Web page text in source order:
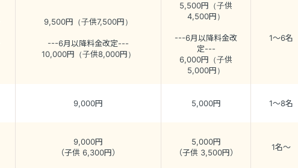
9,500円（子供7,500円）
---6月以降料金改定---
10,000円（子供8,000円）
5,500円（子供
4,500円）
---6月以降料金改
定---
6,000円（子供
5,000円）
1～6名
9,000円 5,000円 1～8名
9,000円
（子供 6,300円）
5,000円
（子供 3,500円）
1名～